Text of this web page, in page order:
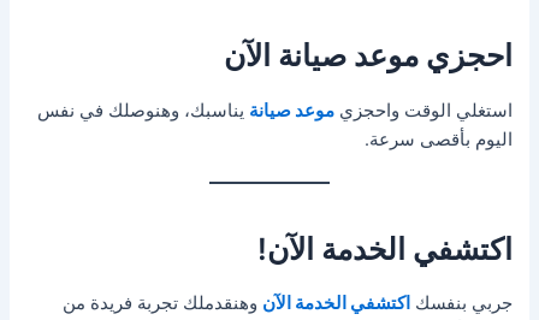
احجزي موعد صيانة الآن
استغلي الوقت واحجزيموعد صيانة يناسبك، وهنوصلك في نفس
اليوم بأقصى سرعة.
اكتشفي الخدمة الآن!
جربي بنفسك اكتشفي الخدمة الآن وهنقدملك تجربة فريدة من